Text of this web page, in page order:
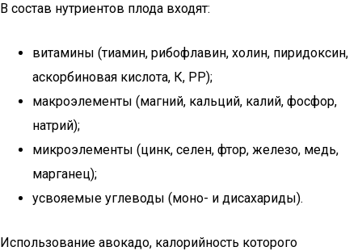
В состав нутриентов плода входят:
витамины (тиамин, рибофлавин, холин, пиридоксин,
аскорбиновая кислота, К, РР);
макроэлементы (магний, кальций, калий, фосфор,
натрий);
микроэлементы (цинк, селен, фтор, железо, медь,
марганец);
усвояемые углеводы (моно- и дисахариды).
Использование авокадо, калорийность которого